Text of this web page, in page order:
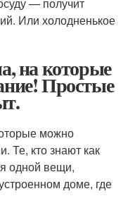
Или холодненькое
на которые
Простые
можно
Те, кто знают как
одной вещи,
доме, где